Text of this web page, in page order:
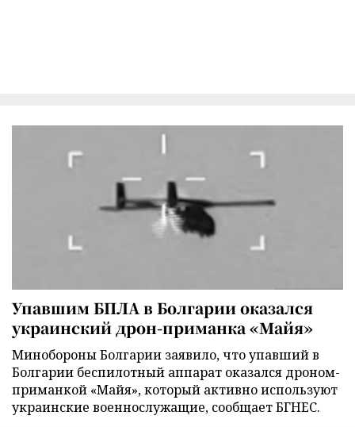
Упавшим БПЛА в Болгарии оказался
украинский дрон-приманка «Майя»
Минобороны Болгарии заявило, что упавший в
Болгарии беспилотный аппарат оказался дроном-
приманкой «Майя», который активно используют
украинские военнослужащие, сообщает БГНЕС.